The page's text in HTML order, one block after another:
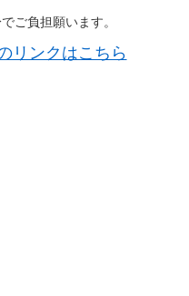
ご負担願います。
リンクはこちら